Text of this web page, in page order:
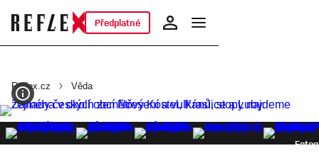
Předplatné
Reflex.cz Věda